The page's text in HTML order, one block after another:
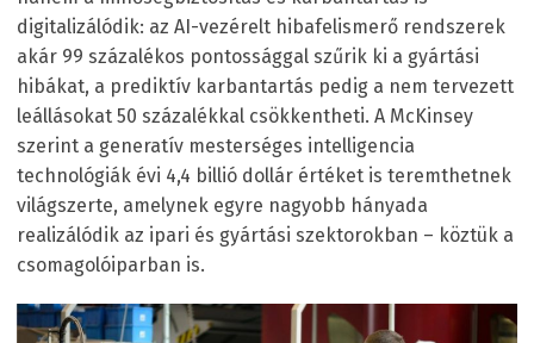
digitalizálódik: az AI-vezérelt hibafelismerő rendszerek
akár 99 százalékos pontossággal szűrik ki a gyártási
hibákat, a prediktív karbantartás pedig a nem tervezett
leállásokat 50 százalékkal csökkentheti. A McKinsey
szerint a generatív mesterséges intelligencia
technológiák évi 4,4 billió dollár értéket is teremthetnek
világszerte, amelynek egyre nagyobb hányada
realizálódik az ipari és gyártási szektorokban – köztük a
csomagolóiparban is.